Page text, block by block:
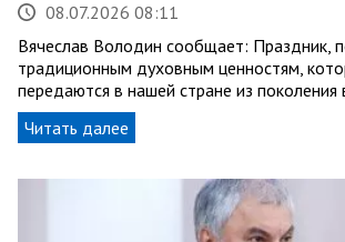
08.07.2026 08:11
Вячеслав Володин сообщает: Праздник,
традиционным духовным ценностям,
передаются в нашей стране из поколения
Читать далее